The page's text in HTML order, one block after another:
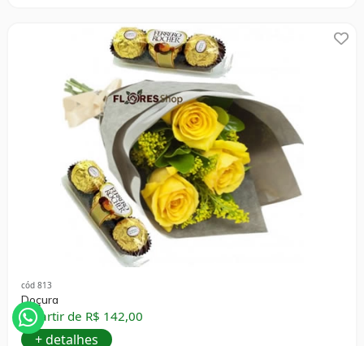
cód 813
Doçura
A partir de R$ 142,00
+ detalhes